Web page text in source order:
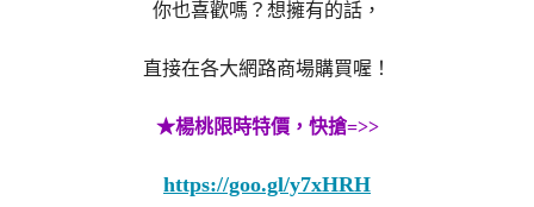
你也喜歡嗎？想擁有的話，
直接在各大網路商場購買喔！
★楊桃限時特價，快搶=>>
https://goo.gl/y7xHRH